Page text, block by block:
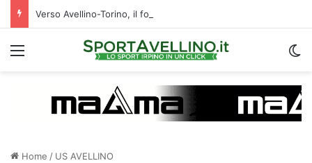
Verso Avellino-Torino, il focus sulla formazione granata
Menu
Home / US AVELLINO